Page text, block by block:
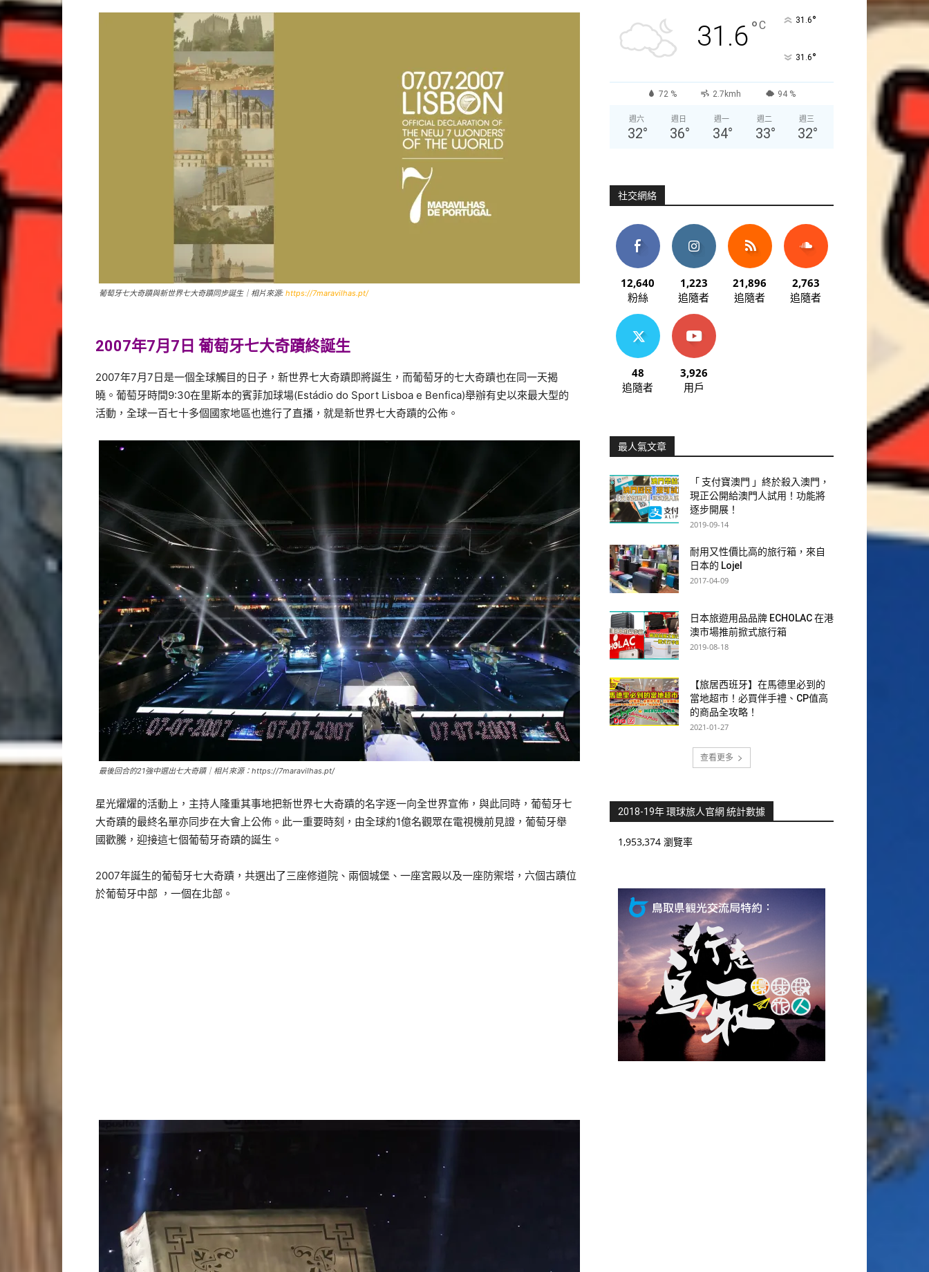
葡萄牙七大奇蹟與新世界七大奇蹟同步誕生｜相片來源: https://7maravilhas.pt/
2007年7月7日 葡萄牙七大奇蹟終誕生
2007年7月7日是一個全球觸目的日子，新世界七大奇蹟即將誕生，而葡萄牙的七大奇蹟也在同一天揭
曉。葡萄牙時間9:30在里斯本的賓菲加球場(Estádio do Sport Lisboa e Benfica)舉辦有史以來最大型的
活動，全球一百七十多個國家地區也進行了直播，就是新世界七大奇蹟的公佈。
最後回合的21強中選出七大奇蹟｜相片來源：https://7maravilhas.pt/
星光燿燿的活動上，主持人隆重其事地把新世界七大奇蹟的名字逐一向全世界宣佈，與此同時，葡萄牙七
大奇蹟的最終名單亦同步在大會上公佈。此一重要時刻，由全球約1億名觀眾在電視機前見證，葡萄牙舉
國歡騰，迎接這七個葡萄牙奇蹟的誕生。
2007年誕生的葡萄牙七大奇蹟，共選出了三座修道院、兩個城堡、一座宮殿以及一座防禦塔，六個古蹟位
於葡萄牙中部 ，一個在北部。
31.6°C 31.6°
31.6°
72 % 2.7kmh 94 %
週六
32°
週日
36°
週一
34°
週二
33°
週三
32°
社交網絡
12,640
粉絲
1,223
追隨者
21,896
追隨者
2,763
追隨者
48
追隨者
3,926
用戶
最人氣文章
「 支付寶澳門 」終於殺入澳門，
現正公開給澳門人試用！功能將
逐步開展！
2019-09-14
耐用又性價比高的旅行箱，來自
日本的 Lojel
2017-04-09
日本旅遊用品品牌 ECHOLAC 在港
澳市場推前掀式旅行箱
2019-08-18
【旅居西班牙】在馬德里必到的
當地超市！必買伴手禮、CP值高
的商品全攻略！
2021-01-27
查看更多
2018-19年 環球旅人官網 統計數據
1,953,374 瀏覽率